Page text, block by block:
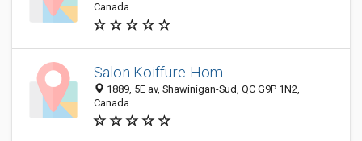
Canada
Salon Koiffure-Hom
1889, 5E av, Shawinigan-Sud, QC G9P 1N2,
Canada